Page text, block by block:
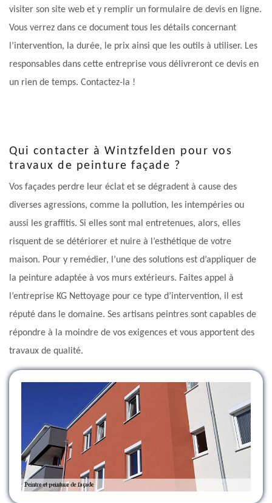
visiter son site web et y remplir un formulaire de devis en ligne.
Vous verrez dans ce document tous les détails concernant
l’intervention, la durée, le prix ainsi que les outils à utiliser. Les
responsables dans cette entreprise vous délivreront ce devis en
un rien de temps. Contactez-la !
Qui contacter à Wintzfelden pour vos
travaux de peinture façade ?
Vos façades perdre leur éclat et se dégradent à cause des
diverses agressions, comme la pollution, les intempéries ou
aussi les graffitis. Si elles sont mal entretenues, alors, elles
risquent de se détériorer et nuire à l’esthétique de votre
maison. Pour y remédier, l’une des solutions est d’appliquer de
la peinture adaptée à vos murs extérieurs. Faites appel à
l’entreprise KG Nettoyage pour ce type d’intervention, il est
réputé dans le domaine. Ses artisans peintres sont capables de
répondre à la moindre de vos exigences et vous apportent des
travaux de qualité.